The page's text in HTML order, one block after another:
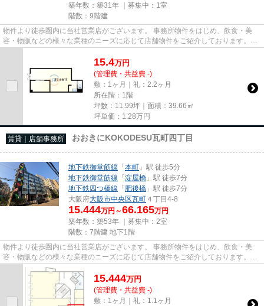
築年数：築31年 ｜募集中： 1室
階数：9階建
物件より徒歩圏内に当社営業店がございます。 事務所物件をはじめ、飲食・美
容・物販などの様々な業種のニーズに応じて店舗物件をご紹介しております。
尚、弊社ではおとり広告は一切...
15.4万円
(管理費・共益費 -)
敷：1ヶ月｜礼：2.2ヶ月
所在階：1階
坪数：11.99坪｜面積：39.66㎡
坪単価： 1.28万円
賃貸｜店舗事務所 おおきにKOKODESU瓦町四丁目
地下鉄御堂筋線 「本町 」駅 徒歩5分
地下鉄御堂筋線 「淀屋橋 」駅 徒歩7分
地下鉄四つ橋線 「肥後橋 」駅 徒歩7分
大阪府大阪市中央区瓦町 ４丁目4-8
15.444万円～66.165万円
築年数：築53年 ｜募集中： 2室
階数：7階建 地下1階
物件より徒歩圏内に当社営業店がございます。 事務所物件をはじめ、飲食・美
容・物販などの様々な業種のニーズに応じて店舗物件をご紹介しております。
尚、弊社ではおとり広告は一切...
15.444万円
(管理費・共益費 -)
敷：1ヶ月｜礼：1.1ヶ月